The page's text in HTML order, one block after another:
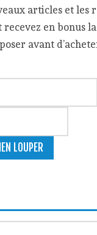
articles et les
recevez en bonus
avant